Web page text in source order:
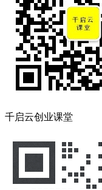
千启云创业课堂